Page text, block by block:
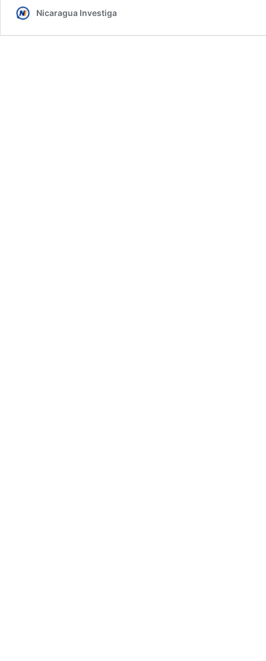
Nicaragua Investiga